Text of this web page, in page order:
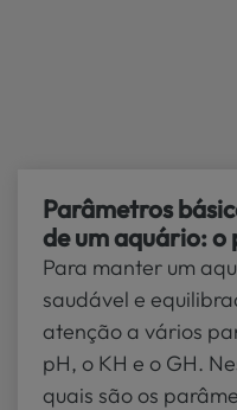
Parâmetros básicos para a manutenção
de um aquário: o
Para manter um
saudável e
atenção a vários
pH, o KH e o GH.
quais são os